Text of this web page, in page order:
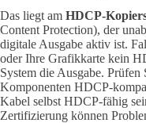
Das liegt am HDCP-
Content Protection), der
digitale Ausgabe aktiv ist.
oder Ihre Grafikkarte kein
System die Ausgabe. Prüfen
Komponenten HDCP-
Kabel selbst HDCP-fähig
Zertifizierung können